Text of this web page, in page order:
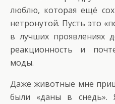
люблю, которая ещё
нетронутой. Пусть это
в лучших проявлениях
реакционность и
моды.
Даже животные мне
были «даны в снедь».